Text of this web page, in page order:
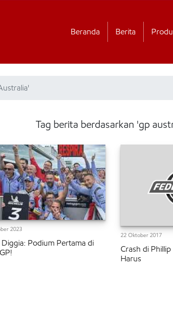
Beranda Berita
Tag berita berdasarkan 'gp
2023
Diggia: Podium Pertama di
22 Oktober 2017
Crash di
Harus